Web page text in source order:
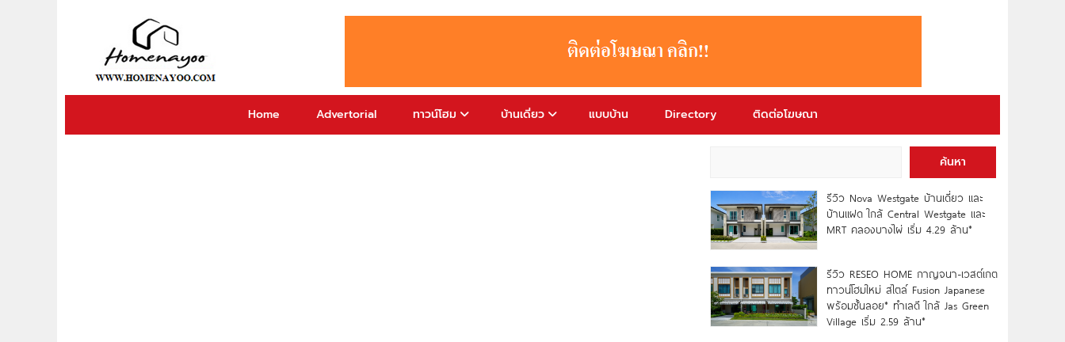
Home Advertorial ทาวน์โฮม บ้านเดี่ยว แบบบ้าน Directory ติดต่อโฆษณา
ค้นหา
รีวิว Nova Westgate บ้านเดี่ยว และ
บ้านแฝด ใกล้ Central Westgate และ
MRT คลองบางไผ่ เริ่ม 4.29 ล้าน*
รีวิว RESEO HOME กาญจนา-เวสต์เกต
ทาวน์โฮมใหม่ สไตล์ Fusion Japanese
พร้อมชั้นลอย* ทำเลดี ใกล้ Jas Green
Village เริ่ม 2.59 ล้าน*